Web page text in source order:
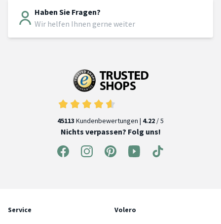
Haben Sie Fragen?
Wir helfen Ihnen gerne weiter
45113 Kundenbewertungen | 4.22 / 5
Nichts verpassen? Folg uns!
Service Volero